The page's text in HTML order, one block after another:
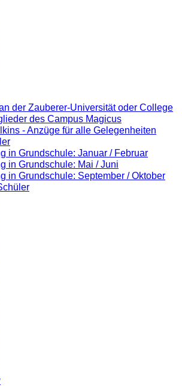
der Zauberer-Universität oder College
des Campus Magicus
- Anzüge für alle Gelegenheiten
in Grundschule: Januar / Februar
in Grundschule: Mai / Juni
in Grundschule: September / Oktober